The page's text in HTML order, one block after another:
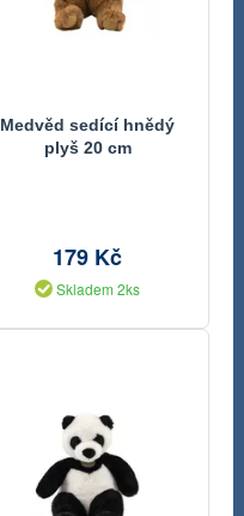
Medvěd sedící hnědý
plyš 20 cm
179 Kč
Skladem 2ks